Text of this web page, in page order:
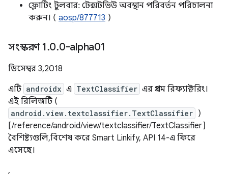
ফ্লোটিং টুলবার: টেক্সটভিউ অবস্থান পরিবর্তন পরিচালনা
করুন। ( aosp/877713 )
সংস্করণ 1.0.0-alpha01
ডিসেম্বর 3, 2018
এটি androidx এ TextClassifier এর প্রথম রিফ্যাক্টরিং।
এই রিলিজটি (
android.view.textclassifier.TextClassifier )
[/reference/android/view/textclassifier/TextClassifier]
বৈশিষ্ট্যগুলি, বিশেষ করে Smart Linkify, API 14-এ ফিরে
এসেছে।
,